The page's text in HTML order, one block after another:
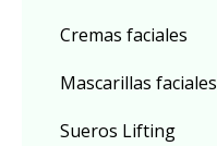
Cremas faciales
Mascarillas faciales
Sueros Lifting